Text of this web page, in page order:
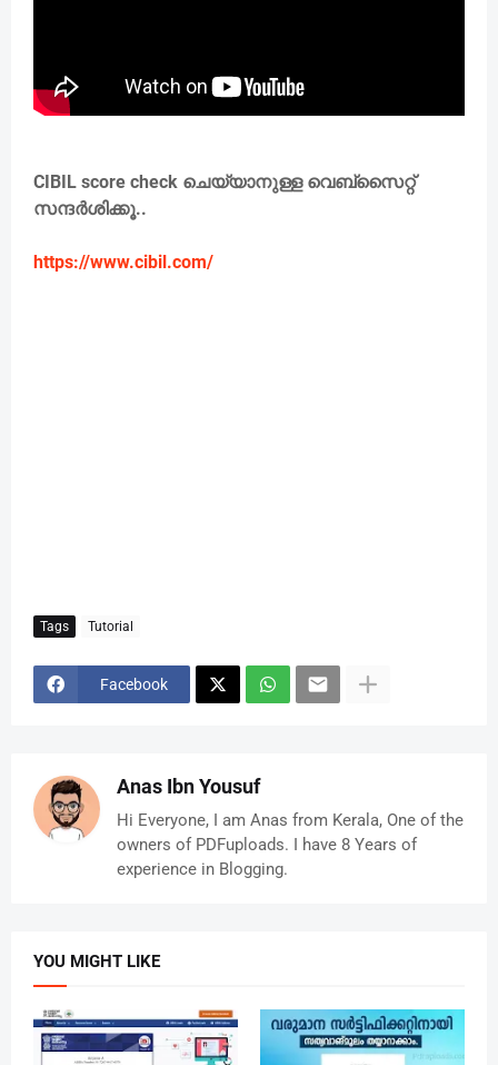
CIBIL score check ചെയ്യാനുള്ള വെബ്സൈറ്റ്
സന്ദർശിക്കൂ..
https://www.cibil.com/
Tags Tutorial
Facebook
Anas Ibn Yousuf
Hi Everyone, I am Anas from Kerala, One of the
owners of PDFuploads. I have 8 Years of
experience in Blogging.
YOU MIGHT LIKE